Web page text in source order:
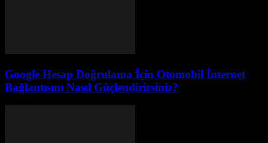
Google Hesap Doğrulama İçin Otomobil İnternet
Bağlantısını Nasıl Güçlendirirsiniz?